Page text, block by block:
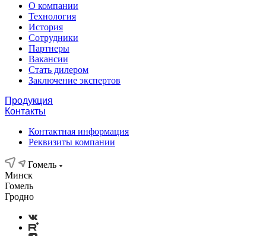
О компании
Технология
История
Сотрудники
Партнеры
Вакансии
Стать дилером
Заключение экспертов
Продукция
Контакты
Контактная информация
Реквизиты компании
Гомель
Минск
Гомель
Гродно